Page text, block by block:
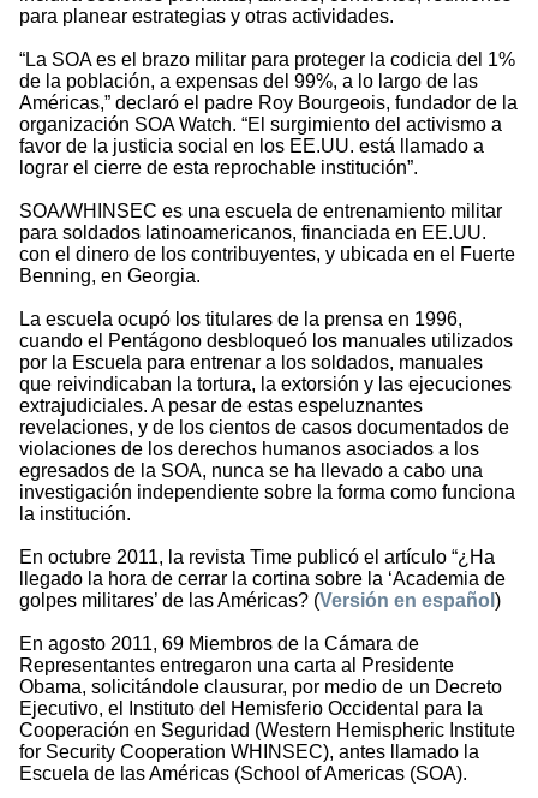
para planear estrategias y otras actividades.
“La SOA es el brazo militar para proteger la codicia del 1%
de la población, a expensas del 99%, a lo largo de las
Américas,” declaró el padre Roy Bourgeois, fundador de la
organización SOA Watch. “El surgimiento del activismo a
favor de la justicia social en los EE.UU. está llamado a
lograr el cierre de esta reprochable institución”.
SOA/WHINSEC es una escuela de entrenamiento militar
para soldados latinoamericanos, financiada en EE.UU.
con el dinero de los contribuyentes, y ubicada en el Fuerte
Benning, en Georgia.
La escuela ocupó los titulares de la prensa en 1996,
cuando el Pentágono desbloqueó los manuales utilizados
por la Escuela para entrenar a los soldados, manuales
que reivindicaban la tortura, la extorsión y las ejecuciones
extrajudiciales. A pesar de estas espeluznantes
revelaciones, y de los cientos de casos documentados de
violaciones de los derechos humanos asociados a los
egresados de la SOA, nunca se ha llevado a cabo una
investigación independiente sobre la forma como funciona
la institución.
En octubre 2011, la revista Time publicó el artículo “¿Ha
llegado la hora de cerrar la cortina sobre la ‘Academia de
golpes militares’ de las Américas? (Versión en español )
En agosto 2011, 69 Miembros de la Cámara de
Representantes entregaron una carta al Presidente
Obama, solicitándole clausurar, por medio de un Decreto
Ejecutivo, el Instituto del Hemisferio Occidental para la
Cooperación en Seguridad (Western Hemispheric Institute
for Security Cooperation WHINSEC), antes llamado la
Escuela de las Américas (School of Americas (SOA).